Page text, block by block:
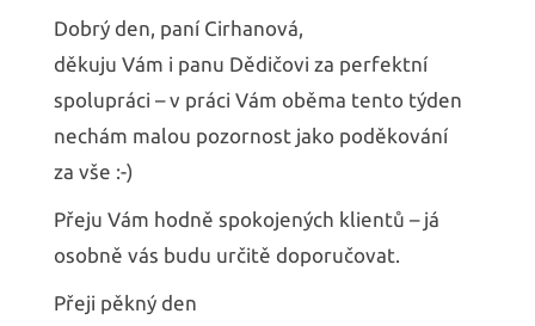
Dobrý den, paní Cirhanová,
děkuju Vám i panu Dědičovi za perfektní
spolupráci – v práci Vám oběma tento týden
nechám malou pozornost jako poděkování
za vše :-)
Přeju Vám hodně spokojených klientů – já
osobně vás budu určitě doporučovat.
Přeji pěkný den